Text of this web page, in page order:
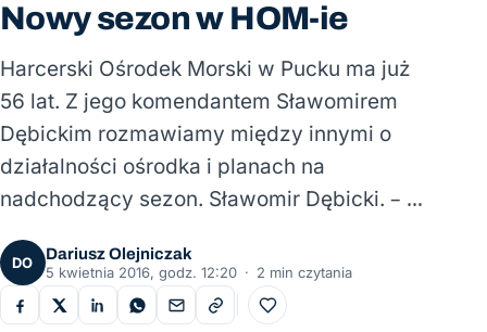
Nowy sezon w HOM-ie
Harcerski Ośrodek Morski w Pucku ma już
56 lat. Z jego komendantem Sławomirem
Dębickim rozmawiamy między innymi o
działalności ośrodka i planach na
nadchodzący sezon. Sławomir Dębicki. – …
DO
Dariusz Olejniczak
5 kwietnia 2016, godz. 12:20 · 2 min czytania
Do ulubionych